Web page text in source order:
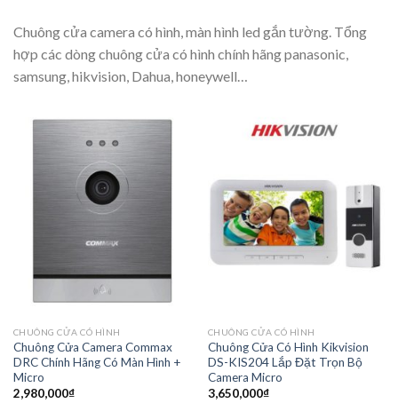
Chuông cửa camera có hình, màn hình led gắn tường. Tổng
hợp các dòng chuông cửa có hình chính hãng panasonic,
samsung, hikvision, Dahua, honeywell…
CHUÔNG CỬA CÓ HÌNH
Chuông Cửa Camera Commax
DRC Chính Hãng Có Màn Hình +
Micro
2,980,000₫
CHUÔNG CỬA CÓ HÌNH
Chuông Cửa Có Hình Kikvision
DS-KIS204 Lắp Đặt Trọn Bộ
Camera Micro
3,650,000₫